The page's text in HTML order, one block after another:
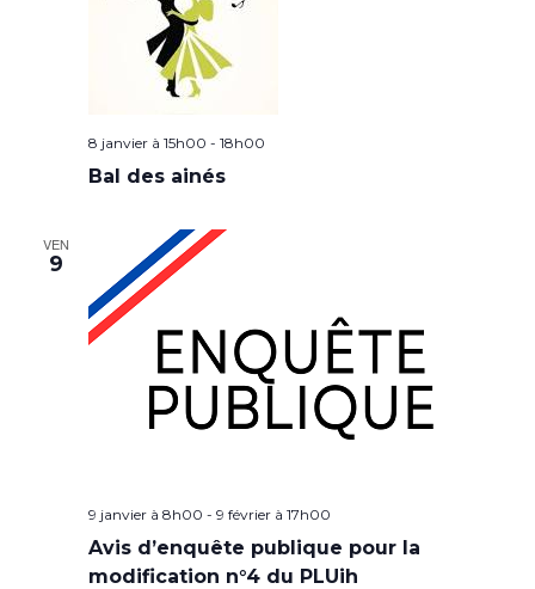
8 janvier à 15h00 - 18h00
Bal des ainés
VEN
9
9 janvier à 8h00 - 9 février à 17h00
Avis d’enquête publique pour la
modification n°4 du PLUih